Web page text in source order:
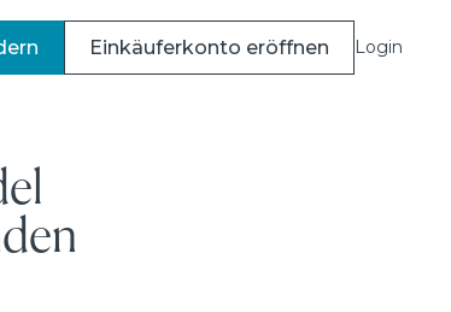
Einkäuferkonto eröffnen Login